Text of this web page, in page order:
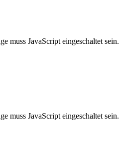
muss JavaScript eingeschaltet sein.
muss JavaScript eingeschaltet sein.